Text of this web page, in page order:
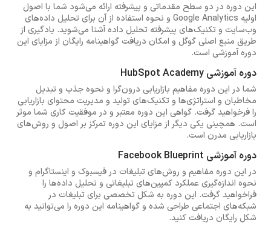
این دوره در دو سطح مقدماتی و پیشرفته ارائه می‌شود شما با اصول
اولیه Google Analytics و نحوه استفاده از آن برای تحلیل داده‌های
وب‌سایت و تکنیک‌های پیشرفته تحلیل داده آشنا می‌شوید. یادگیری از
طریق منبع اصلی گوگل و امکان دریافت گواهینامه رایگان از مزایای این
دوره آموزشی است.
دوره آموزشی HubSpot Academy
شما در این دوره مفاهیم بازاریابی درون‌گرا و نحوه جذب و تبدیل
مخاطبان و استراتژی‌ها و تکنیک‌های تولید و مدیریت محتوای بازاریابی
را فرخواهید گرفت. گواهی این دوره معتبر و در موفقیت کاری شما موثر
است. همچینی یکی دیگر از مزایای این دوره تمرکز بر اصول و روش‌های
بازاریابی مدرن است.
دوره آموزشی Facebook Blueprint
در این دوره مفاهیم و روش‌های تبلیغات در فیسبوک و اینستاگرام و
نحوه اندازه‌گیری عملکرد کمپین‌های تبلیغاتی و تحلیل داده‌ها را
فراخواهید گرفت. این دوره به شکل تخصصی برای تبلیغات در
شبکه‌های اجتماعی طراحی شده و گواهینامه این دوره را می‌توانید به
شکل رایگان دریافت کنید.